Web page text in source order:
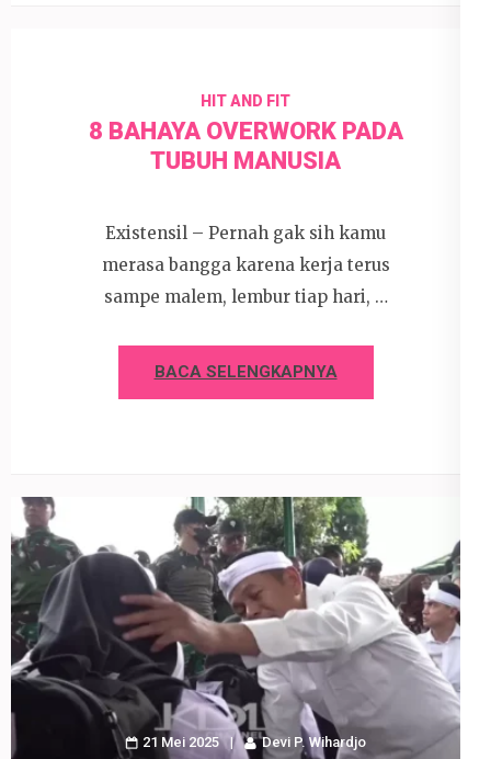
HIT AND FIT
8 BAHAYA OVERWORK PADA
TUBUH MANUSIA
Existensil – Pernah gak sih kamu
merasa bangga karena kerja terus
sampe malem, lembur tiap hari, …
BACA SELENGKAPNYA
21 Mei 2025 Devi P. Wihardjo